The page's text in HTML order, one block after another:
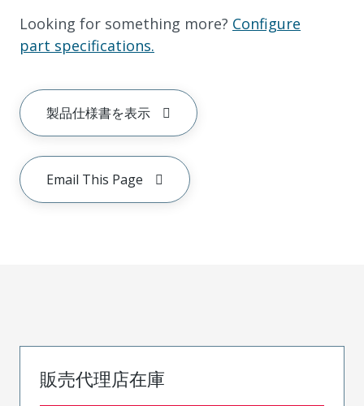
Looking for something more? Configure
part specifications.
製品仕様書を表示
Email This Page
販売代理店在庫